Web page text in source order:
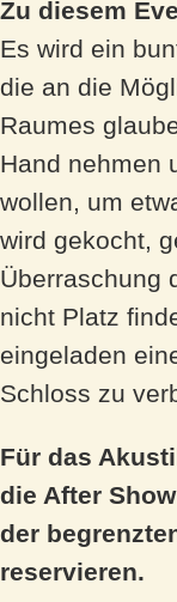
Zu diesem
Es wird ein
die an die
Raumes
Hand nehmen
wollen, um
wird gekocht,
Überraschung
nicht Platz
eingeladen
Schloss zu
Für das
die After
der
reservieren.